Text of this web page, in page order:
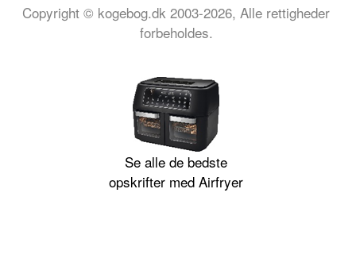
Copyright © kogebog.dk 2003-2026, Alle rettigheder
forbeholdes.
Se alle de bedste
opskrifter med Airfryer